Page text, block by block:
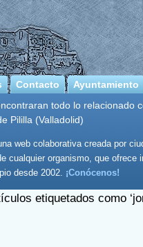
Contacto
Ayuntamiento
todo lo relacionado
Pililla (Valladolid)
web colaborativa creada por
cualquier organismo, que ofrece
desde 2002. ¡Conócenos!
etiquetados como